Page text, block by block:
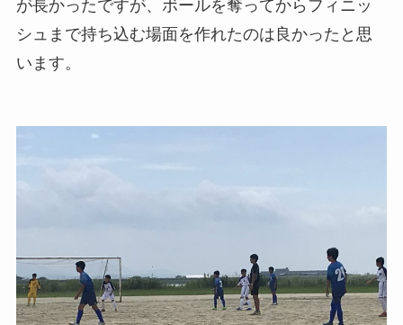
が長かったですが、ボールを奪ってからフィニッ
シュまで持ち込む場面を作れたのは良かったと思
います。